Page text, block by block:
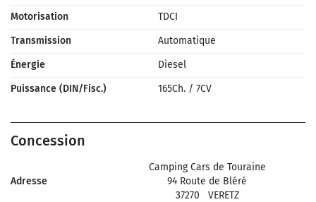
Motorisation
TDCI
Transmission
Automatique
Énergie
Diesel
Puissance (DIN/Fisc.)
165Ch. / 7CV
Concession
Adresse
Camping Cars de Touraine
94 Route de Bléré
37270
VERETZ